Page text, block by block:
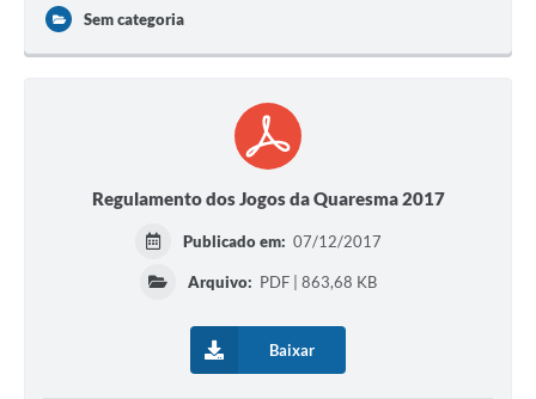
Radar da Transparência Pública
Sem categoria
Regulamento dos Jogos da Quaresma 2017
Publicado em: 07/12/2017
Arquivo: PDF | 863,68 KB
Baixar